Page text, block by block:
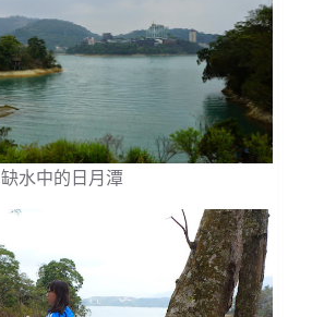
缺水中的日月潭